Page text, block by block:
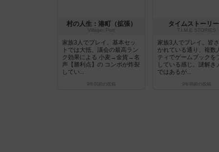
村の人生：港町（拡張）
Village: Port
家族3人でプレイ。基本セッ
トでは大抵、議会の最高ラン
ク効果による 小麦→金貨→名
声【勝利点】の コンボが炸裂
してい...
9年弱前 の投稿
タイムストーリ
T.I.M.E STORIES
家族3人でプレイ。皆
かれている通り、複数
ティでゲームブックを
している感じ。謎解き
ではあるが...
9年弱前 の投稿